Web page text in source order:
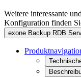
Weitere interessante
Konfiguration finden
exone Backup RDB